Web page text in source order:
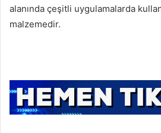
alanında çeşitli uygulamalarda
malzemedir.